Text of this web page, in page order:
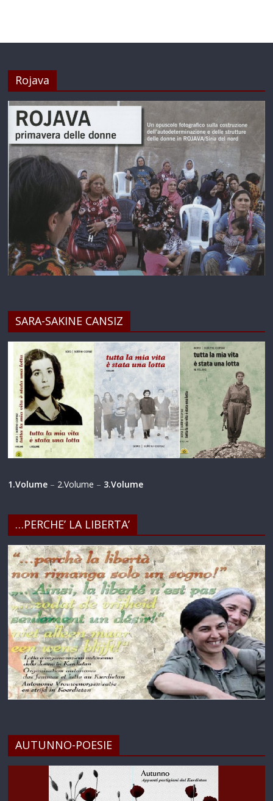
Rojava
SARA-SAKINE CANSIZ
1.Volume – 2.Volume – 3.Volume
…PERCHE’ LA LIBERTA’
AUTUNNO-POESIE